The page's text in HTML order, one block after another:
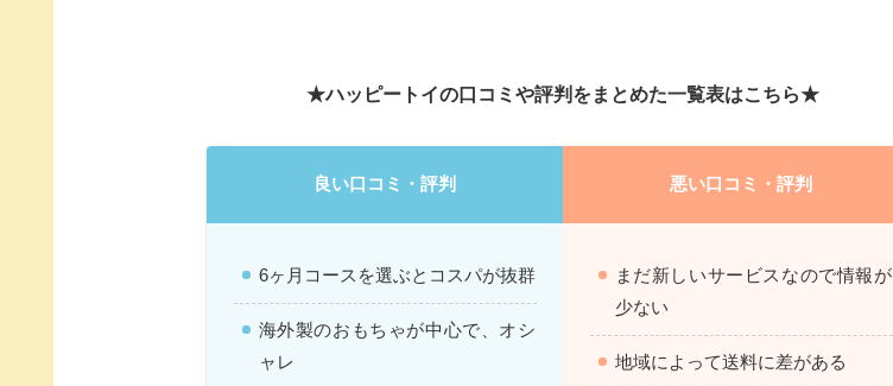
★ハッピートイの口コミや評判をまとめた一覧表はこちら★
良い口コミ・評判
6ヶ月コースを選ぶとコスパが抜群
海外製のおもちゃが中心で、オシ
ャレ
悪い口コミ・評判
まだ新しいサービスなので情報が
少ない
地域によって送料に差がある